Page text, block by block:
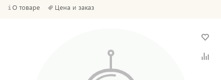
О товаре Цена и заказ